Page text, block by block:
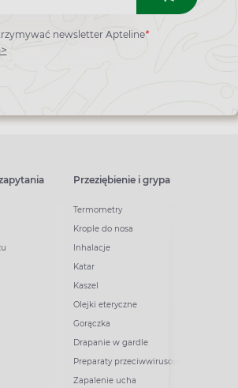
newsletter Apteline*
Przeziębienie i grypa
Termometry
Krople do nosa
Inhalacje
Katar
Kaszel
Olejki eteryczne
Gorączka
Drapanie w gardle
Preparaty przeciwwirusowe
Zapalenie ucha